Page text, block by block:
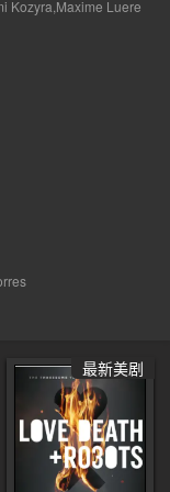
Luere
最新美剧